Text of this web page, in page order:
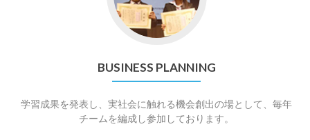
Planning
BUSINESS PLANNING
学習成果を発表し、実社会に触れる機会創出の場として、毎年
チームを編成し参加しております。